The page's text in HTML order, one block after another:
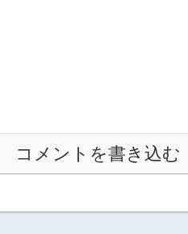
コメントを書き込む